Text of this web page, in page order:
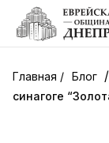
Блог /
синагоге